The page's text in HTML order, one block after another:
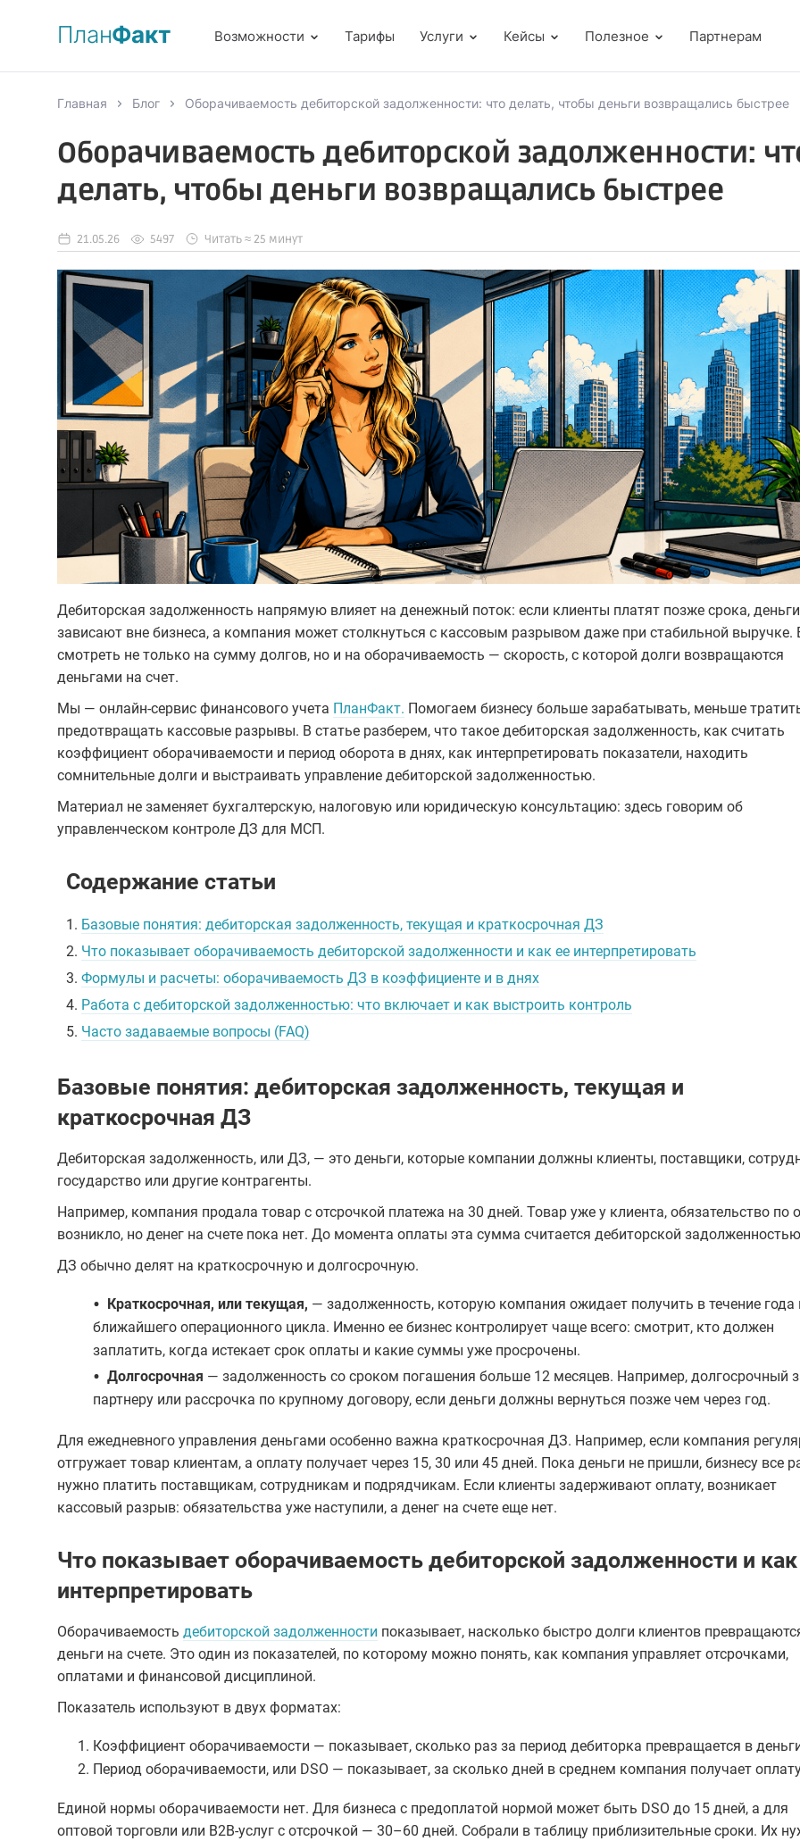
ПланФакт Возможности Тарифы Услуги Кейсы Полезное Партнерам
Главная Блог Оборачиваемость дебиторской задолженности: что делать, чтобы деньги возвращались быстрее
Оборачиваемость дебиторской задолженности:
делать, чтобы деньги возвращались быстрее
21.05.26 5497 Читать ≈ 25 минут
Дебиторская задолженность напрямую влияет на денежный поток: если клиенты платят позже срока, деньги
зависают вне бизнеса, а компания может столкнуться с кассовым разрывом даже при стабильной выручке.
смотреть не только на сумму долгов, но и на оборачиваемость — скорость, с которой долги возвращаются
деньгами на счет.
Мы — онлайн-сервис финансового учета ПланФакт. Помогаем бизнесу больше зарабатывать, меньше
предотвращать кассовые разрывы. В статье разберем, что такое дебиторская задолженность, как считать
коэффициент оборачиваемости и период оборота в днях, как интерпретировать показатели, находить
сомнительные долги и выстраивать управление дебиторской задолженностью.
Материал не заменяет бухгалтерскую, налоговую или юридическую консультацию: здесь говорим об
управленческом контроле ДЗ для МСП.
Содержание статьи
1. Базовые понятия: дебиторская задолженность, текущая и краткосрочная ДЗ
2. Что показывает оборачиваемость дебиторской задолженности и как ее интерпретировать
3. Формулы и расчеты: оборачиваемость ДЗ в коэффициенте и в днях
4. Работа с дебиторской задолженностью: что включает и как выстроить контроль
5. Часто задаваемые вопросы (FAQ)
Базовые понятия: дебиторская задолженность, текущая и
краткосрочная ДЗ
Дебиторская задолженность, или ДЗ, — это деньги, которые компании должны клиенты, поставщики,
государство или другие контрагенты.
Например, компания продала товар с отсрочкой платежа на 30 дней. Товар уже у клиента, обязательство по
возникло, но денег на счете пока нет. До момента оплаты эта сумма считается дебиторской
ДЗ обычно делят на краткосрочную и долгосрочную.
• Краткосрочная, или текущая, — задолженность, которую компания ожидает получить в течение года
ближайшего операционного цикла. Именно ее бизнес контролирует чаще всего: смотрит, кто должен
заплатить, когда истекает срок оплаты и какие суммы уже просрочены.
• Долгосрочная — задолженность со сроком погашения больше 12 месяцев. Например, долгосрочный
партнеру или рассрочка по крупному договору, если деньги должны вернуться позже чем через год.
Для ежедневного управления деньгами особенно важна краткосрочная ДЗ. Например, если компания
отгружает товар клиентам, а оплату получает через 15, 30 или 45 дней. Пока деньги не пришли, бизнесу все
нужно платить поставщикам, сотрудникам и подрядчикам. Если клиенты задерживают оплату, возникает
кассовый разрыв: обязательства уже наступили, а денег на счете еще нет.
Что показывает оборачиваемость дебиторской задолженности и
интерпретировать
Оборачиваемость дебиторской задолженности показывает, насколько быстро долги клиентов
деньги на счете. Это один из показателей, по которому можно понять, как компания управляет отсрочками,
оплатами и финансовой дисциплиной.
Показатель используют в двух форматах:
Коэффициент оборачиваемости — показывает, сколько раз за период дебиторка превращается в
Период оборачиваемости, или DSO — показывает, за сколько дней в среднем компания получает
Единой нормы оборачиваемости нет. Для бизнеса с предоплатой нормой может быть DSO до 15 дней, а для
оптовой торговли или B2B-услуг с отсрочкой — 30–60 дней. Собрали в таблицу приблизительные сроки. Их